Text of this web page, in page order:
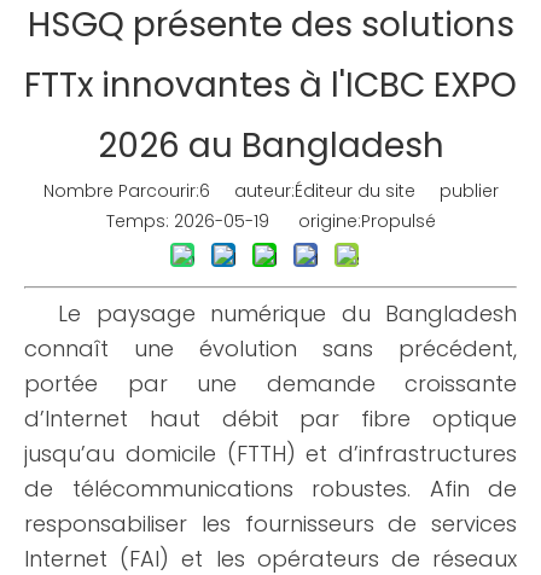
HSGQ présente des solutions
FTTx innovantes à l'ICBC EXPO
2026 au Bangladesh
Nombre Parcourir:6 auteur:Éditeur du site publier
Temps: 2026-05-19 origine:Propulsé
Le paysage numérique du Bangladesh
connaît une évolution sans précédent,
portée par une demande croissante
d’Internet haut débit par fibre optique
jusqu’au domicile (FTTH) et d’infrastructures
de télécommunications robustes. Afin de
responsabiliser les fournisseurs de services
Internet (FAI) et les opérateurs de réseaux